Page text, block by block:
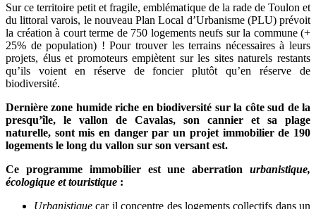
Sur ce territoire petit et fragile, emblématique de la rade de Toulon et
du littoral varois, le nouveau Plan Local d’Urbanisme (PLU) prévoit
la création à court terme de 750 logements neufs sur la commune (+
25% de population) ! Pour trouver les terrains nécessaires à leurs
projets, élus et promoteurs empiètent sur les sites naturels restants
qu’ils voient en réserve de foncier plutôt qu’en réserve de
biodiversité.
Dernière zone humide riche en biodiversité sur la côte sud de la
presqu’île, le vallon de Cavalas, son cannier et sa plage
naturelle, sont mis en danger par un projet immobilier de 190
logements le long du vallon sur son versant est.
Ce programme immobilier est une aberration urbanistique,
écologique et touristique :
Urbanistique car il concentre des logements collectifs dans un